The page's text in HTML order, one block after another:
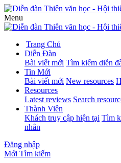
Menu
Trang Chủ
Diễn Đàn
Bài viết mới Tìm kiếm diễn
Tin Mới
Bài viết mới New resources
Resources
Latest reviews Search
Thành Viên
Khách truy cập hiện tại Tìm
nhân
Đăng nhập
Mới Tìm kiếm